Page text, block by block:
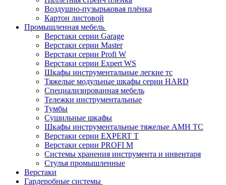
Воздушно-пузырьковая плёнка
Картон листовой
Промышленная мебель
Верстаки серии Garage
Верстаки серии Master
Верстаки серии Profi W
Верстаки серии Expert WS
Шкафы инструментальные легкие тс
Тяжелые модульные шкафы серии HARD
Cпециализированная мебель
Тележки инструментальные
Тумбы
Cушильные шкафы
Шкафы инструментальные тяжелые AMH TC
Верстаки серии EXPERT T
Верстаки серии PROFI M
Системы хранения инструмента и инвентаря
Стулья промышленные
Верстаки
Гардеробные системы